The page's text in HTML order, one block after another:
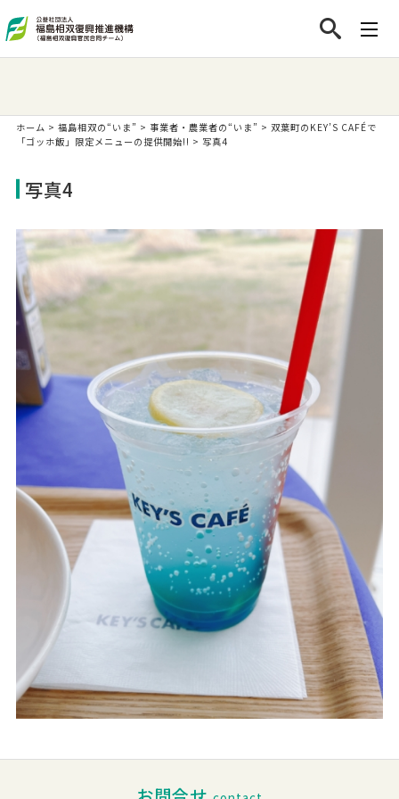
ホーム > 福島相双の“いま” > 事業者・農業者の“いま” > 双葉町のKEY’S CAFÉで
「ゴッホ飯」限定メニューの提供開始!! > 写真4
写真4